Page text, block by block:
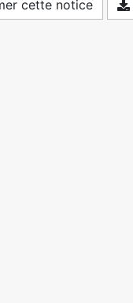
cette notice